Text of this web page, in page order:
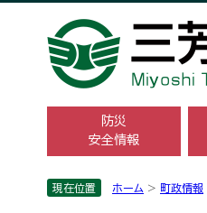
防災
安全情報
現在位置 ホーム > 町政情報